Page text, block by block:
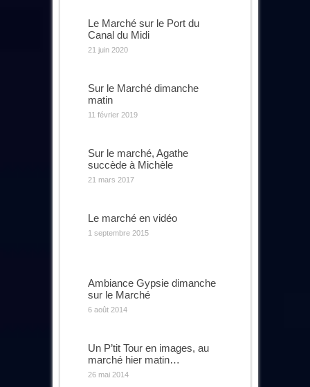
Le Marché sur le Port du
Canal du Midi
21 juin 2020
Sur le Marché dimanche
matin
11 février 2019
Sur le marché, Agathe
succède à Michèle
21 mars 2017
Le marché en vidéo
1 septembre 2015
Ambiance Gypsie dimanche
sur le Marché
6 août 2014
Un P’tit Tour en images, au
marché hier matin…
26 mai 2014